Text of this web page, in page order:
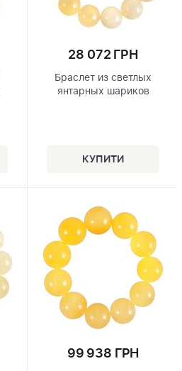
28 072 ГРН
Браслет из светлых
янтарных шариков
99 938 ГРН